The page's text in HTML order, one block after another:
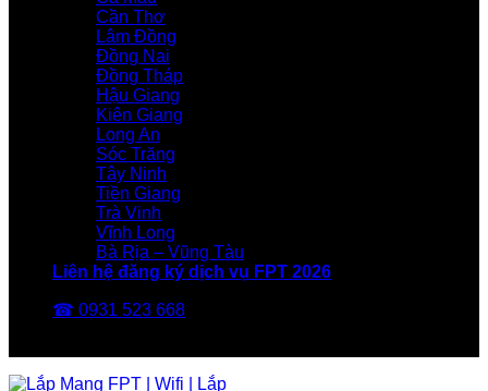
Cần Thơ
Lâm Đồng
Đồng Nai
Đồng Tháp
Hậu Giang
Kiên Giang
Long An
Sóc Trăng
Tây Ninh
Tiền Giang
Trà Vinh
Vĩnh Long
Bà Rịa – Vũng Tàu
Liên hệ đăng ký dịch vụ FPT 2026
☎ 0931 523 668